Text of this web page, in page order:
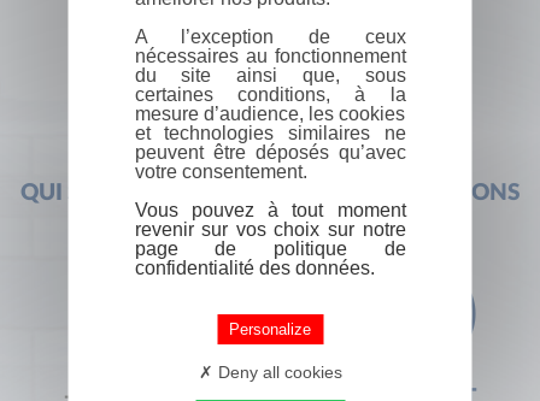
QUI SOMMES-NOUS ? FOIRE AUX QUESTIONS
A l’exception de ceux
nécessaires au fonctionnement
du site ainsi que, sous
certaines conditions, à la
mesure d’audience, les cookies
et technologies similaires ne
peuvent être déposés qu’avec
votre consentement.
Vous pouvez à tout moment
revenir sur vos choix sur notre
page de politique de
confidentialité des données.
Personalize
Deny all cookies